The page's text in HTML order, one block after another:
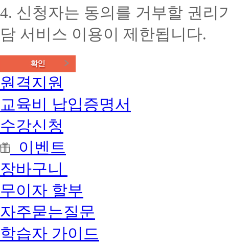
4. 신청자는 동의를 거부할 권리
담 서비스 이용이 제한됩니다.
원격지원
교육비 납입증명서
수강신청
이벤트
장바구니
무이자 할부
자주묻는질문
학습자 가이드